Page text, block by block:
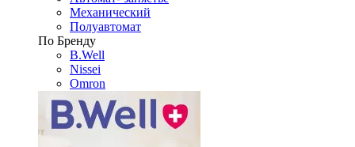
Механический
Полуавтомат
По Бренду
B.Well
Nissei
Omron